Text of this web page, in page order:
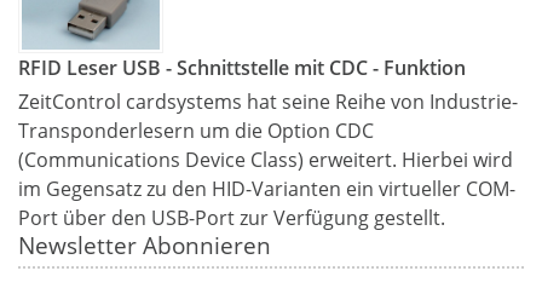
RFID Leser USB - Schnittstelle mit CDC - Funktion
ZeitControl cardsystems hat seine Reihe von Industrie-
Transponderlesern um die Option CDC
(Communications Device Class) erweitert. Hierbei wird
im Gegensatz zu den HID-Varianten ein virtueller COM-
Port über den USB-Port zur Verfügung gestellt.
Newsletter Abonnieren